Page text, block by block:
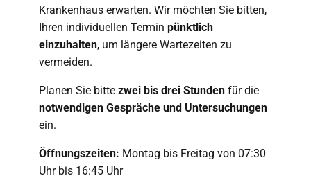
Krankenhaus erwarten. Wir möchten Sie bitten,
Ihren individuellen Termin pünktlich
einzuhalten, um längere Wartezeiten zu
vermeiden.
Planen Sie bitte zwei bis drei Stunden für die
notwendigen Gespräche und Untersuchungen
ein.
Öffnungszeiten: Montag bis Freitag von 07:30
Uhr bis 16:45 Uhr